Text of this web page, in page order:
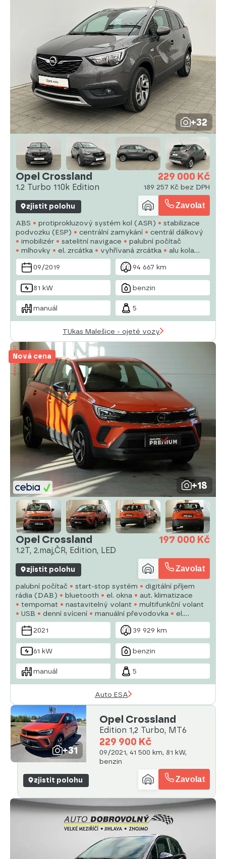
+32
Opel Crossland
1.2 Turbo 110k Edition
229 000 Kč
189 257 Kč bez DPH
zjistit polohu Zavolat
ABS protiprokluzový systém kol (ASR)
stabilizace
podvozku (ESP)
centrální zamykání
centrál dálkový
imobilizér
satelitní navigace
palubní počítač
mlhovky
el. zrcátka vyhřívaná zrcátka
alu kola
tempomat
multifunkční volant
posilovač řízení
09/2019
94 667 km
81 kW benzin
manuál 5
TUkas Malešice - ojeté vozy
Nová cena
+18
Opel Crossland
1.2T, 2.maj,ČR, Edition, LED
197 000 Kč
zjistit polohu Zavolat
palubní počítač start-stop systém
digitální příjem
rádia (DAB)
bluetooth el. okna
aut. klimatizace
tempomat
nastavitelný volant
multifunkční volant
USB
denní svícení manuální převodovka
el.
zrcátka
posilovač řízení
centrál dálkový
2021
39 929 km
61 kW benzin
manuál 5
Auto ESA
+31
Opel Crossland
Edition 1,2 Turbo, MT6
229 900 Kč
09/2021, 41 500 km, 81 kW,
benzin
zjistit polohu Zavolat